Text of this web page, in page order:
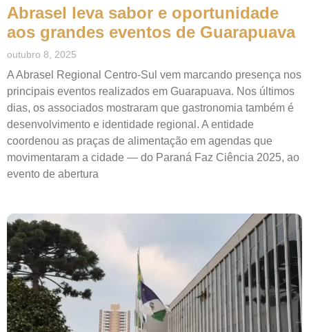
Abrasel leva sabor e oportunidade
aos grandes eventos de Guarapuava
outubro 8, 2025
A Abrasel Regional Centro-Sul vem marcando presença nos
principais eventos realizados em Guarapuava. Nos últimos
dias, os associados mostraram que gastronomia também é
desenvolvimento e identidade regional. A entidade
coordenou as praças de alimentação em agendas que
movimentaram a cidade — do Paraná Faz Ciência 2025, ao
evento de abertura